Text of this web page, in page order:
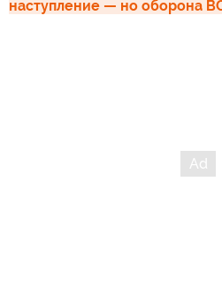
наступление — но оборона